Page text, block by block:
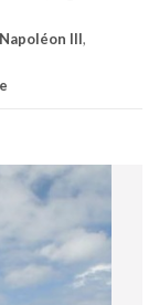
Napoléon III,